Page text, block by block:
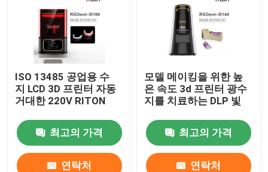
ISO 13485 공업용 수
지 LCD 3D 프린터 자동
거대한 220V RITON
최고의 가격
연락처
모델 메이킹을 위한 높
은 속도 3d 프린터 광수
지를 치료하는 DLP 빛
최고의 가격
연락처